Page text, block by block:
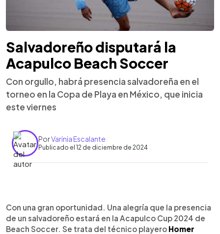
Salvadoreño disputará la
Acapulco Beach Soccer
Con orgullo, habrá presencia salvadoreña en el
torneo en la Copa de Playa en México, que inicia
este viernes
PorVarinia Escalante
Publicado el 12 de diciembre de 2024
Escuchar artículo
Con una gran oportunidad. Una alegría que la presencia
de un salvadoreño estará en la Acapulco Cup 2024 de
Beach Soccer. Se trata del técnico playero Homer